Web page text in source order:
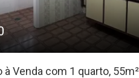
Venda com 1 quarto, 55m²